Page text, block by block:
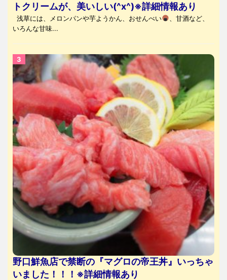
トクリームが、美いしい(^x^)※詳細情報あり
浅草には、メロンパンや芋ようかん、おせんべい
、甘酒など、
いろんな甘味...
野口鮮魚店で禁断の『マグロの帝王丼』いっちゃ
いました！！！※詳細情報あり